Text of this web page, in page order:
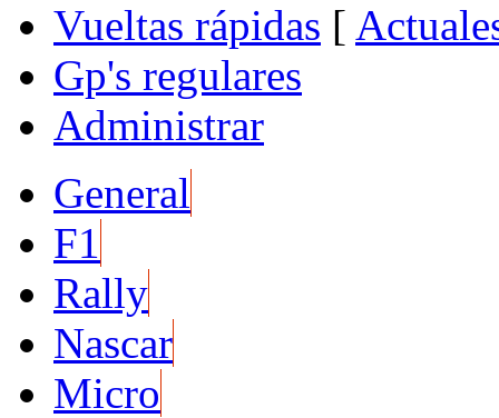
Vueltas rápidas [
Gp's regulares
Administrar
General
F1
Rally
Nascar
Micro